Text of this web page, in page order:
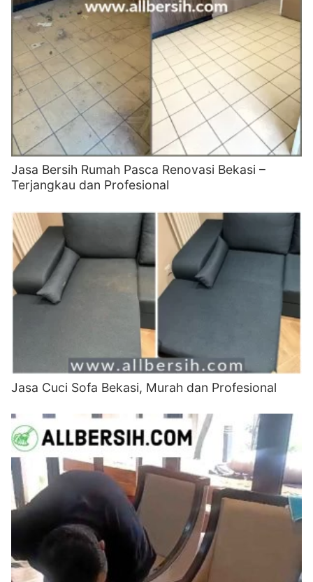
Jasa Bersih Rumah Pasca Renovasi Bekasi –
Terjangkau dan Profesional
Jasa Cuci Sofa Bekasi, Murah dan Profesional